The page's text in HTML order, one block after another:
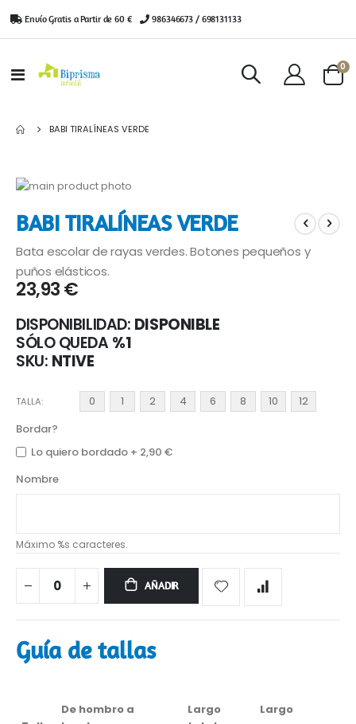
Envío Gratis a Partir de 60 € | 986346673 / 698131133
Toggle
Cart
0
BABI TIRALÍNEAS VERDE
Saltar
final
de
la
galería
de
imágenes
al
comienzo
de
la
galería
imágenes
BABI TIRALÍNEAS VERDE
Bata escolar de rayas verdes. Botones pequeños y
puños elásticos.
23,93 €
DISPONIBILIDAD: DISPONIBLE
SÓLO QUEDA %1
SKU NTIVE
TALLA 0 1 2 4 6 8 10
12
Bordar?
Lo quiero bordado + 2,90 €
Nombre
Máximo %s caracteres.
AÑADIR
Guía de tallas
De hombro a
Largo
Largo